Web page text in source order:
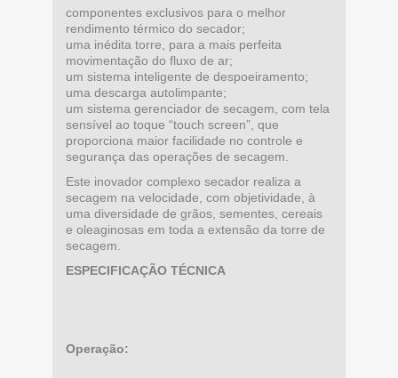
componentes exclusivos para o melhor
rendimento térmico do secador;
uma inédita torre, para a mais perfeita
movimentação do fluxo de ar;
um sistema inteligente de despoeiramento;
uma descarga autolimpante;
um sistema gerenciador de secagem, com tela
sensível ao toque “touch screen”, que
proporciona maior facilidade no controle e
segurança das operações de secagem.
Este inovador complexo secador realiza a
secagem na velocidade, com objetividade, à
uma diversidade de grãos, sementes, cereais
e oleaginosas em toda a extensão da torre de
secagem.
ESPECIFICAÇÃO TÉCNICA
Operação: